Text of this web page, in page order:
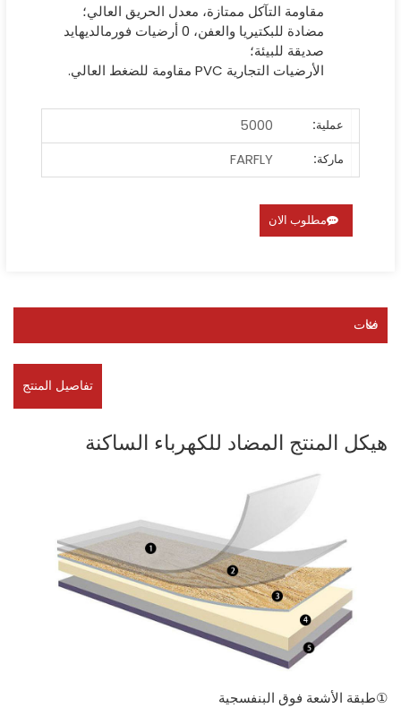
مقاومة التآكل ممتازة، معدل الحريق العالي؛
مضادة للبكتيريا والعفن، 0 أرضيات فورمالديهايد
صديقة للبيئة؛
الأرضيات التجارية PVC مقاومة للضغط العالي.
عملية:
5000
ماركة:
FARFLY
مطلوب الان
فئات
تفاصيل المنتج
هيكل المنتج المضاد للكهرباء الساكنة
①طبقة الأشعة فوق البنفسجية